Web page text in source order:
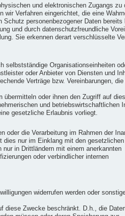
und elektronischen Zugangs zu
wir Verfahren eingerichtet, die eine
personenbezogener Daten bereits
und durch datenschutzfreundliche
Sie erkennen derart verschlüsselte
selbstständige Organisationseinheiten
oder Anbieter von Diensten und
Verträge bzw. Vereinbarungen,
übermitteln oder ihnen den Zugriff auf
und betriebswirtschaftlichen
gesetzliche Erlaubnis vorliegt.
oder die Verarbeitung im Rahmen der
nur im Einklang mit den gesetzlichen
in Drittländern mit einem anerkannten
oder verbindlicher internen
widerrufen werden oder
diese Zwecke beschränkt. D.h., die